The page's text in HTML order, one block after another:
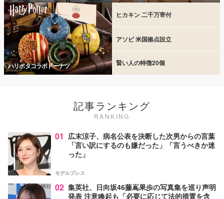
ハリポタコラボドーナツ
ヒカキン 二千万寄付
アソビ 米国拠点設立
賢い人の特徴20個
記事ランキング
RANKING
01 広末涼子、病名公表を決断した次男からの言葉
「言い訳にするのも嫌だった」「言うべきか迷
った」
モデルプレス
02 集英社、日向坂46藤嶌果歩の写真集を巡り声明
発表 注意喚起も「必要に応じて法的措置を含